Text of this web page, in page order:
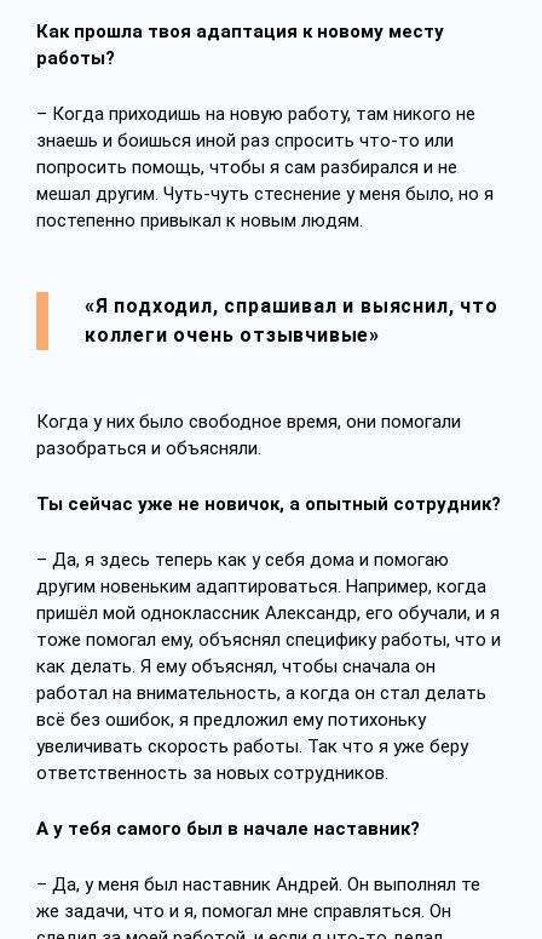
Как прошла твоя адаптация к новому месту
работы?
– Когда приходишь на новую работу, там никого не
знаешь и боишься иной раз спросить что-то или
попросить помощь, чтобы я сам разбирался и не
мешал другим. Чуть-чуть стеснение у меня было, но я
постепенно привыкал к новым людям.
«Я подходил, спрашивал и выяснил, что
коллеги очень отзывчивые»
Когда у них было свободное время, они помогали
разобраться и объясняли.
Ты сейчас уже не новичок, а опытный сотрудник?
– Да, я здесь теперь как у себя дома и помогаю
другим новеньким адаптироваться. Например, когда
пришёл мой одноклассник Александр, его обучали, и я
тоже помогал ему, объяснял специфику работы, что и
как делать. Я ему объяснял, чтобы сначала он
работал на внимательность, а когда он стал делать
всё без ошибок, я предложил ему потихоньку
увеличивать скорость работы. Так что я уже беру
ответственность за новых сотрудников.
А у тебя самого был в начале наставник?
– Да, у меня был наставник Андрей. Он выполнял те
же задачи, что и я, помогал мне справляться. Он